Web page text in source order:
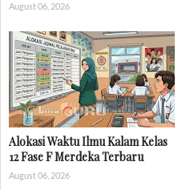
August 06, 2026
Alokasi Waktu Ilmu Kalam Kelas
12 Fase F Merdeka Terbaru
August 06, 2026